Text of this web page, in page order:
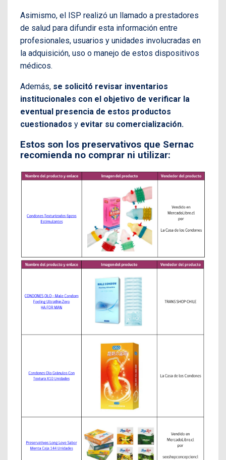
Asimismo, el ISP realizó un llamado a prestadores
de salud para difundir esta información entre
profesionales, usuarios y unidades involucradas en
la adquisición, uso o manejo de estos dispositivos
médicos.
Además, se solicitó revisar inventarios
institucionales con el objetivo de verificar la
eventual presencia de estos productos
cuestionados y evitar su comercialización.
Estos son los preservativos que Sernac
recomienda no comprar ni utilizar: